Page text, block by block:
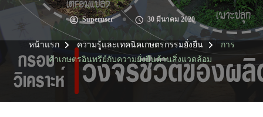
Superuser 30 มีนาคม 2020
หน้าแรก ความรู้และเทคนิคเกษตรกรรมยั่งยืน
การ
ค้าเกษตรอินทรีย์กับความยั่งยืนด้านสิ่งแวดล้อม